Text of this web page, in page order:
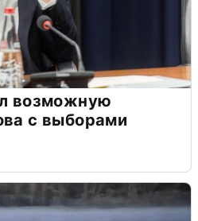
возможную
с выборами